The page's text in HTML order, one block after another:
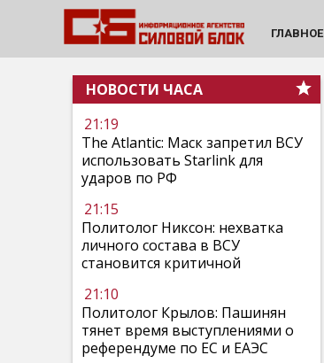
ГЛАВНОЕ
НОВОСТИ ЧАСА
21:19
The Atlantic: Маск запретил ВСУ
использовать Starlink для
ударов по РФ
21:15
Политолог Никсон: нехватка
личного состава в ВСУ
становится критичной
21:10
Политолог Крылов: Пашинян
тянет время выступлениями о
референдуме по ЕС и ЕАЭС